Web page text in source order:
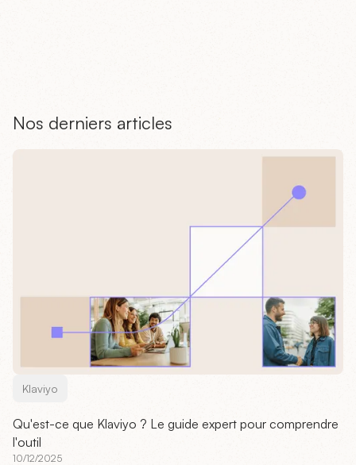
Nos derniers articles
Klaviyo
Qu'est-ce que Klaviyo ? Le guide expert pour comprendre
l'outil
10/12/2025